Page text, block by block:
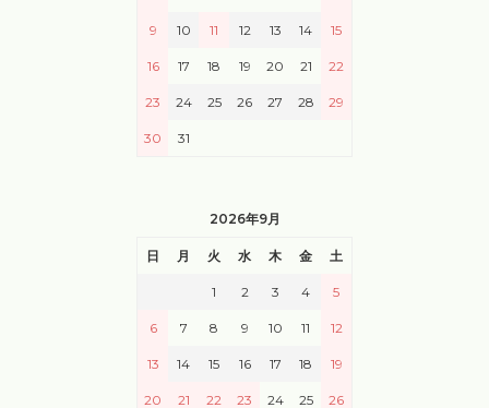
9 10 11 12 13 14 15
16 17 18 19 20 21 22
23 24 25 26 27 28 29
30 31
2026年9月
日 月 火 水 木 金 土
1 2 3 4 5
6 7 8 9 10 11 12
13 14 15 16 17 18 19
20 21 22 23 24 25 26